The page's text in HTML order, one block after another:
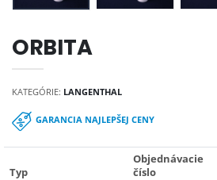
ORBITA
KATEGÓRIE: LANGENTHAL
GARANCIA NAJLEPŠEJ CENY
Typ
Objednávacie
číslo